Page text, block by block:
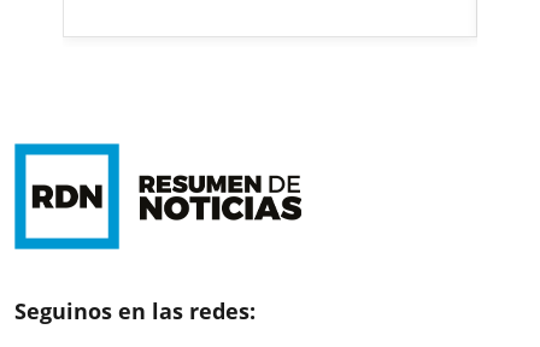
Seguinos en las redes: